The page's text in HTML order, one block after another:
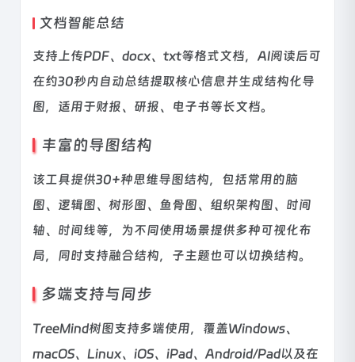
文档智能总结
支持上传PDF、docx、txt等格式文档，AI阅读后可
在约30秒内自动总结提取核心信息并生成结构化导
图，适用于财报、研报、电子书等长文档。
丰富的导图结构
该工具提供30+种思维导图结构，包括常用的脑
图、逻辑图、树形图、鱼骨图、组织架构图、时间
轴、时间线等，为不同使用场景提供多种可视化布
局，同时支持融合结构，子主题也可以切换结构。
多端支持与同步
TreeMind树图支持多端使用，覆盖Windows、
macOS、Linux、iOS、iPad、Android/Pad以及在